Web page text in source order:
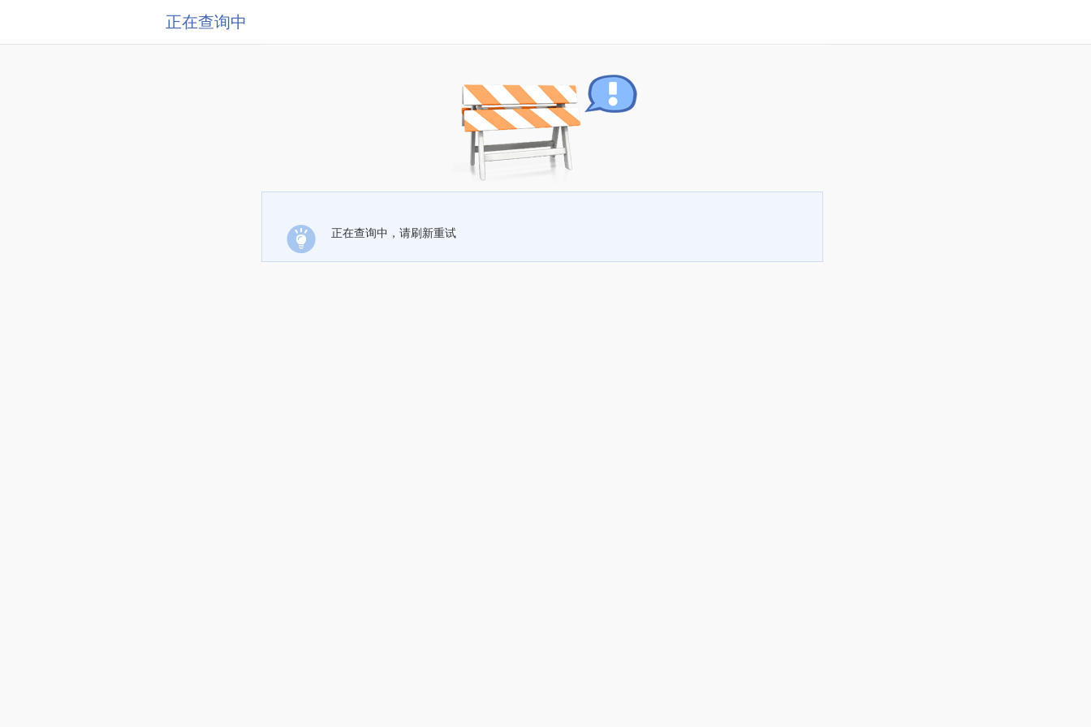
正在查询中
正在查询中，请刷新重试